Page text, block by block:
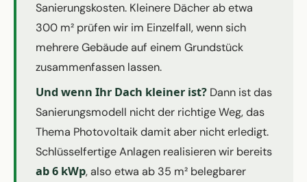
Sanierungskosten. Kleinere Dächer ab etwa
300 m² prüfen wir im Einzelfall, wenn sich
mehrere Gebäude auf einem Grundstück
zusammenfassen lassen.
Und wenn Ihr Dach kleiner ist? Dann ist das
Sanierungsmodell nicht der richtige Weg, das
Thema Photovoltaik damit aber nicht erledigt.
Schlüsselfertige Anlagen realisieren wir bereits
ab 6 kWp, also etwa ab 35 m² belegbarer